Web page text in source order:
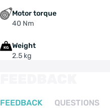
Motor torque
40 Nm
Weight
2.5 kg
FEEDBACK QUESTIONS